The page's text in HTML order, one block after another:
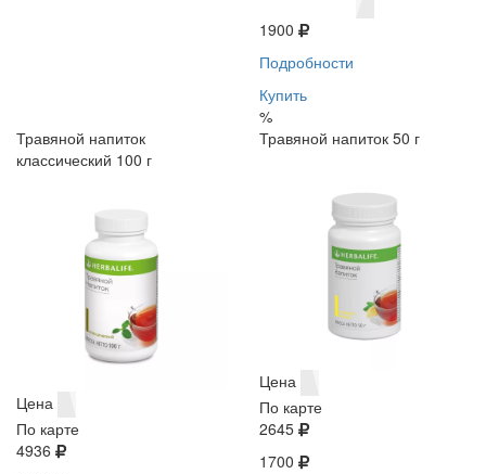
1900
Подробности
Купить
%
Травяной напиток
классический 100 г
Цена
По карте
4936
Травяной напиток 50 г
Цена
По карте
2645
1700